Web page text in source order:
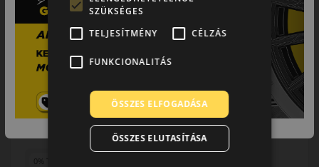
EPREL cimke adatok:
SZÜKSÉGES
TELJESÍTMÉNY
CÉLZÁS
FUNKCIONALITÁS
ÖSSZES ELFOGADÁSA
ÖSSZES ELUTASÍTÁSA